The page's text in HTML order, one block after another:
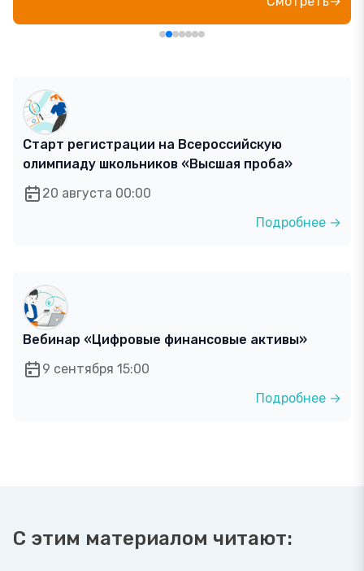
Старт регистрации на Всероссийскую
олимпиаду школьников «Высшая проба»
20 августа 00:00
Подробнее →
Вебинар «Цифровые финансовые активы»
9 сентября 15:00
Подробнее →
С этим материалом читают: